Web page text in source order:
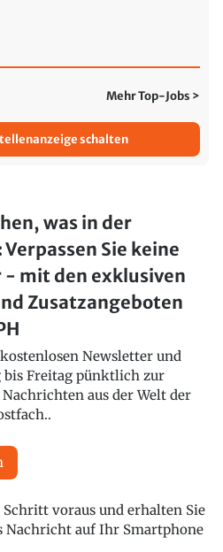
Mehr Top-Jobs >
schalten
was in der
Sie keine
mit den exklusiven
Zusatzangeboten
Newsletter und
bis Freitag pünktlich zur
aus der Welt der
voraus und erhalten Sie
Nachricht auf Ihr Smartphone